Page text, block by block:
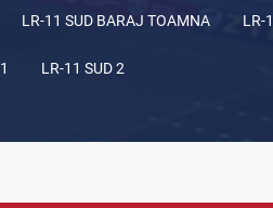
LR-11 SUD BARAJ TOAMNA LR-
LR-11 SUD 2